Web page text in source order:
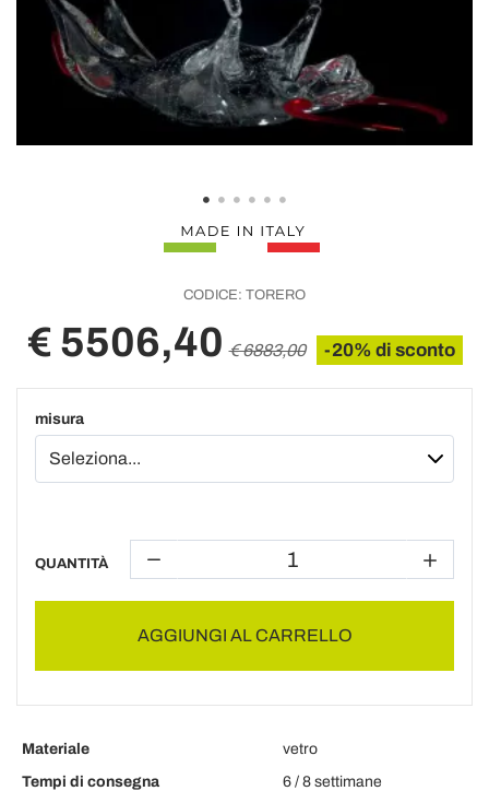
CODICE: TORERO
€ 5506,40 € 6883,00 -20% di sconto
misura
QUANTITÀ
AGGIUNGI AL CARRELLO
Materiale
vetro
Tempi di consegna
6 / 8 settimane